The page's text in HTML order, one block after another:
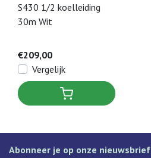
S430 1/2 koelleiding
30m Wit
€209,00
Vergelijk
Abonneer je op onze nieuwsbrief